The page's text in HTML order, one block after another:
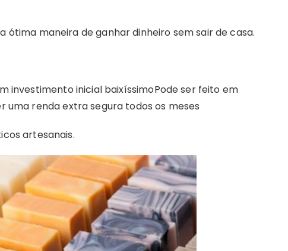
ótima maneira de ganhar dinheiro sem sair de casa.
investimento inicial baixíssimoPode ser feito em
uma renda extra segura todos os meses
artesanais.